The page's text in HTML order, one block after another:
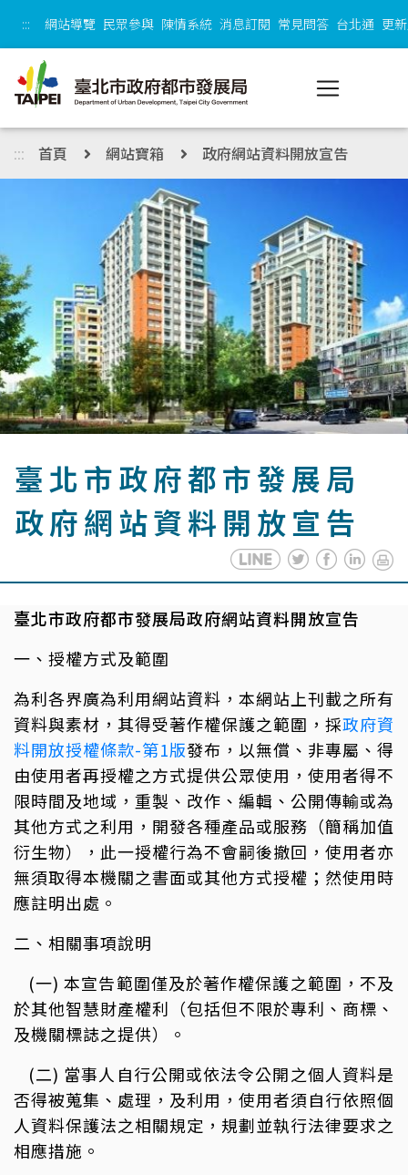
::: 網站導覽 民眾參與 陳情系統 消息訂閱 常見問答 台北通 更
::: 首頁 網站寶箱 政府網站資料開放宣告
臺北市政府都市發展局
政府網站資料開放宣告
臺北市政府都市發展局政府網站資料開放宣告
一、授權方式及範圍
為利各界廣為利用網站資料，本網站上刊載之所有
資料與素材，其得受著作權保護之範圍，採政府資
料開放授權條款-第1版發布，以無償、非專屬、得
由使用者再授權之方式提供公眾使用，使用者得不
限時間及地域，重製、改作、編輯、公開傳輸或為
其他方式之利用，開發各種產品或服務（簡稱加值
衍生物），此一授權行為不會嗣後撤回，使用者亦
無須取得本機關之書面或其他方式授權；然使用時
應註明出處。
二、相關事項說明
(一) 本宣告範圍僅及於著作權保護之範圍，不及
於其他智慧財產權利（包括但不限於專利、商標、
及機關標誌之提供）。
(二) 當事人自行公開或依法令公開之個人資料是
否得被蒐集、處理，及利用，使用者須自行依照個
人資料保護法之相關規定，規劃並執行法律要求之
相應措施。